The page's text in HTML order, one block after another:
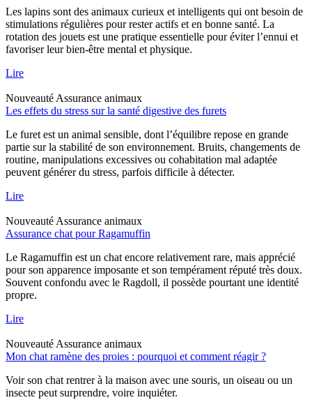
Les lapins sont des animaux curieux et intelligents qui ont besoin de
stimulations régulières pour rester actifs et en bonne santé. La
rotation des jouets est une pratique essentielle pour éviter l’ennui et
favoriser leur bien-être mental et physique.
Lire
Nouveauté Assurance animaux
Les effets du stress sur la santé digestive des furets
Le furet est un animal sensible, dont l’équilibre repose en grande
partie sur la stabilité de son environnement. Bruits, changements de
routine, manipulations excessives ou cohabitation mal adaptée
peuvent générer du stress, parfois difficile à détecter.
Lire
Nouveauté Assurance animaux
Assurance chat pour Ragamuffin
Le Ragamuffin est un chat encore relativement rare, mais apprécié
pour son apparence imposante et son tempérament réputé très doux.
Souvent confondu avec le Ragdoll, il possède pourtant une identité
propre.
Lire
Nouveauté Assurance animaux
Mon chat ramène des proies : pourquoi et comment réagir ?
Voir son chat rentrer à la maison avec une souris, un oiseau ou un
insecte peut surprendre, voire inquiéter.